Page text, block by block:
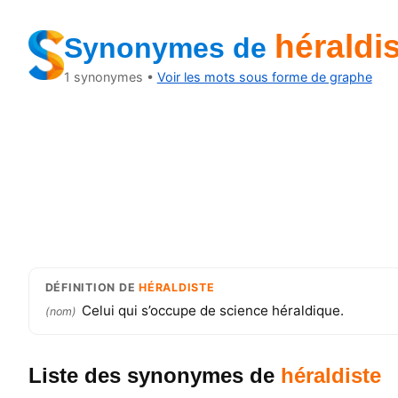
Synonymes de
1 synonymes • Voir les mots sous forme de graphe
DÉFINITION DEHÉRALDISTE
(nom) Celui qui s’occupe de science héraldique.
Liste des synonymes de héraldiste